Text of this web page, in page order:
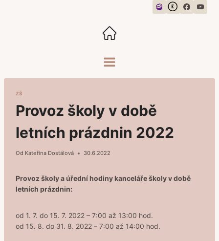
ZŠ
Provoz školy v době
letních prázdnin 2022
Od Kateřina Dostálová 30.6.2022
Provoz školy a úřední hodiny kanceláře školy v době
letních prázdnin:
od 1. 7. do 15. 7. 2022 – 7:00 až 13:00 hod.
od 15. 8. do 31. 8. 2022 – 7:00 až 14:00 hod.